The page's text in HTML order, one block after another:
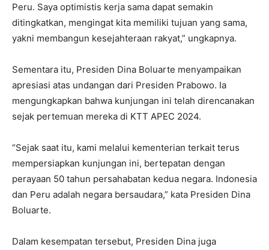
Peru. Saya optimistis kerja sama dapat semakin
ditingkatkan, mengingat kita memiliki tujuan yang sama,
yakni membangun kesejahteraan rakyat,” ungkapnya.
Sementara itu, Presiden Dina Boluarte menyampaikan
apresiasi atas undangan dari Presiden Prabowo. Ia
mengungkapkan bahwa kunjungan ini telah direncanakan
sejak pertemuan mereka di KTT APEC 2024.
“Sejak saat itu, kami melalui kementerian terkait terus
mempersiapkan kunjungan ini, bertepatan dengan
perayaan 50 tahun persahabatan kedua negara. Indonesia
dan Peru adalah negara bersaudara,” kata Presiden Dina
Boluarte.
Dalam kesempatan tersebut, Presiden Dina juga